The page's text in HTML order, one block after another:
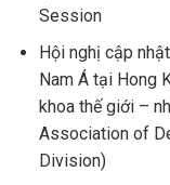
Session
Hội nghị cập
Nam Á tại Hong
khoa thế giới –
Association of
Division)